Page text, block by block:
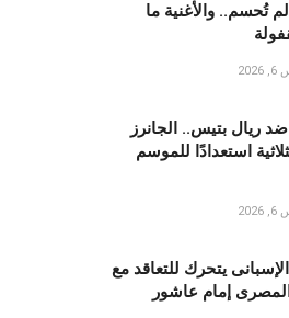
تُحسم.. والأغنية ما
ريال بتيس.. الجانرز
استعدادًا للموسم
يتحرك للتعاقد مع
المصرى إمام عاشور